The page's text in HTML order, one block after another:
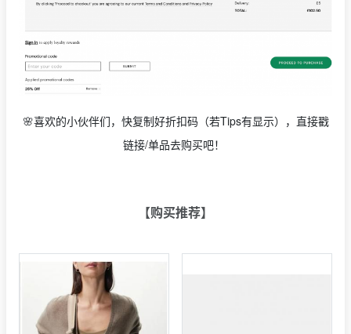
🌸喜欢的小伙伴们，快复制好折扣码（若Tips有显示），直接戳
链接/单品去购买吧！
【购买推荐】